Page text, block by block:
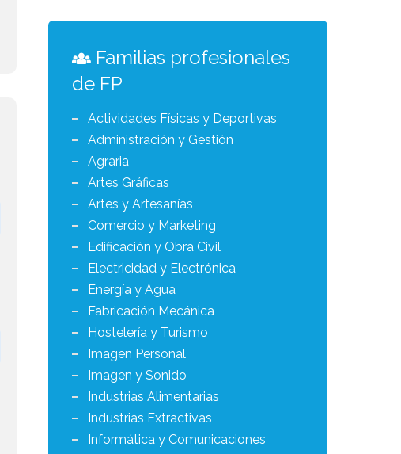
Familias profesionales
de FP
Actividades Físicas y Deportivas
Administración y Gestión
Agraria
Artes Gráficas
Artes y Artesanías
Comercio y Marketing
Edificación y Obra Civil
Electricidad y Electrónica
Energía y Agua
Fabricación Mecánica
Hostelería y Turismo
Imagen Personal
Imagen y Sonido
Industrias Alimentarias
Industrias Extractivas
Informática y Comunicaciones